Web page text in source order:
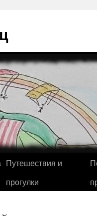
Путешествия и
прогулки